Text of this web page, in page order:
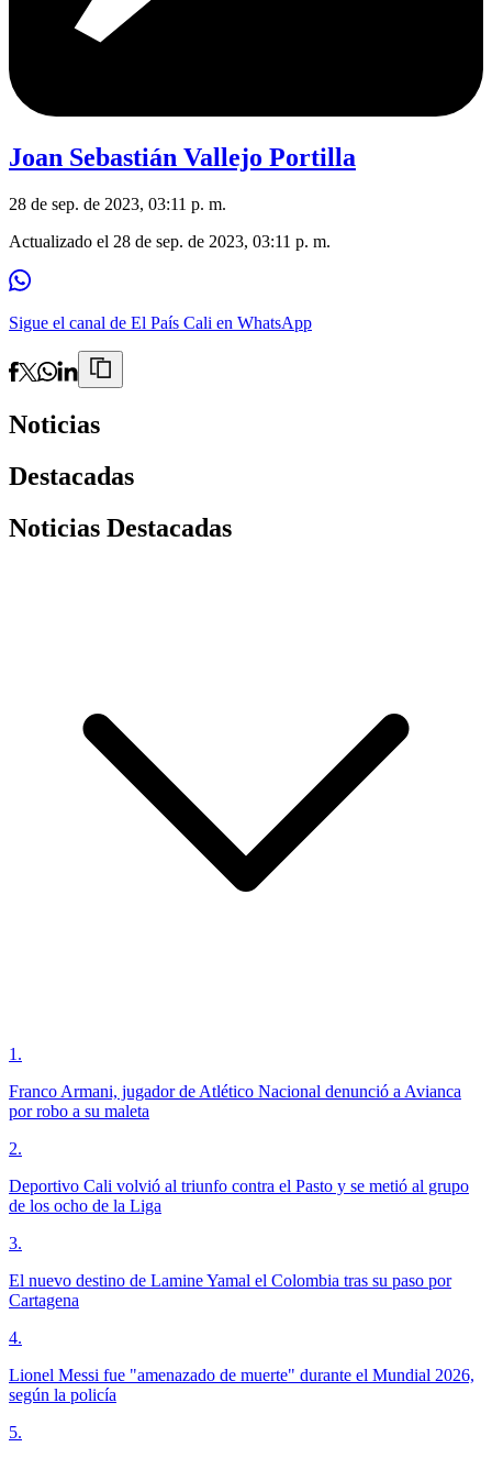
Joan Sebastián Vallejo Portilla
28 de sep. de 2023, 03:11 p. m.
Actualizado el 28 de sep. de 2023, 03:11 p. m.
Sigue el canal de El País Cali en WhatsApp
Noticias
Destacadas
Noticias Destacadas
1 .
Franco Armani, jugador de Atlético Nacional denunció a Avianca
por robo a su maleta
2.
Deportivo Cali volvió al triunfo contra el Pasto y se metió al grupo
de los ocho de la Liga
3.
El nuevo destino de Lamine Yamal el Colombia tras su paso por
Cartagena
4.
Lionel Messi fue "amenazado de muerte" durante el Mundial 2026,
según la policía
5.